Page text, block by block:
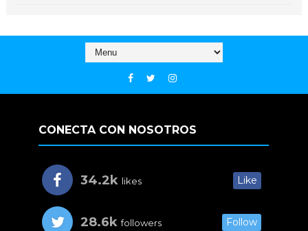
CONECTA CON NOSOTROS
34.2k likes Like
28.6k followers Follow